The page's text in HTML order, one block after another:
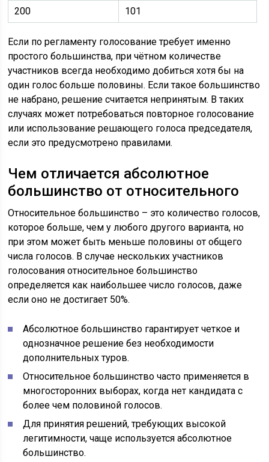
200 101
Если по регламенту голосование требует именно
простого большинства, при чётном количестве
участников всегда необходимо добиться хотя бы на
один голос больше половины. Если такое большинство
не набрано, решение считается непринятым. В таких
случаях может потребоваться повторное голосование
или использование решающего голоса председателя,
если это предусмотрено правилами.
Чем отличается абсолютное
большинство от относительного
Относительное большинство – это количество голосов,
которое больше, чем у любого другого варианта, но
при этом может быть меньше половины от общего
числа голосов. В случае нескольких участников
голосования относительное большинство
определяется как наибольшее число голосов, даже
если оно не достигает 50%.
Абсолютное большинство гарантирует четкое и
однозначное решение без необходимости
дополнительных туров.
Относительное большинство часто применяется в
многосторонних выборах, когда нет кандидата с
более чем половиной голосов.
Для принятия решений, требующих высокой
легитимности, чаще используется абсолютное
большинство.